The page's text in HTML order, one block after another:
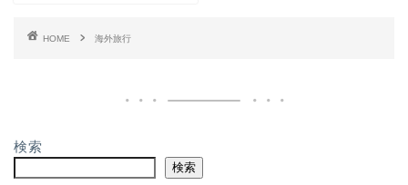
HOME 海外旅行
検索
検索